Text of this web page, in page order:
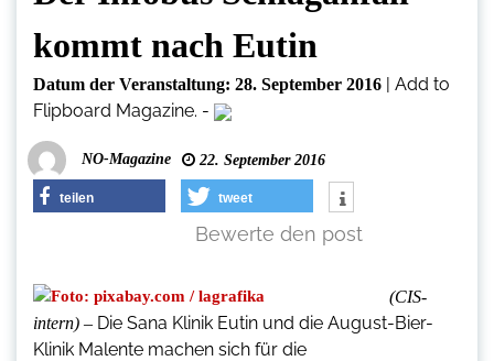
kommt nach Eutin
Datum der Veranstaltung: 28. September 2016 | Add to
Flipboard Magazine. -
NO-Magazine 22. September 2016
teilen tweet
Bewerte den post
(CIS-
intern) – Die Sana Klinik Eutin und die August-Bier-
Klinik Malente machen sich für die